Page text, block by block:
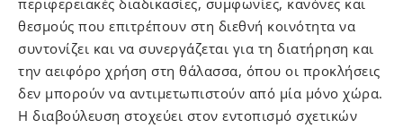
περιφερειακές διαδικασίες, συμφωνίες, κανόνες και
θεσμούς που επιτρέπουν στη διεθνή κοινότητα να
συντονίζει και να συνεργάζεται για τη διατήρηση και
την αειφόρο χρήση στη θάλασσα, όπου οι προκλήσεις
δεν μπορούν να αντιμετωπιστούν από μία μόνο χώρα.
Η διαβούλευση στοχεύει στον εντοπισμό σχετικών